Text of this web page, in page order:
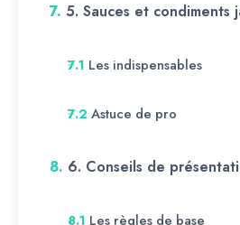
7. 5. Sauces et condiments
7.1 Les indispensables
7.2 Astuce de pro
8. 6. Conseils de
8.1 Les règles de base